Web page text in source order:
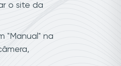
o site da
"Manual" na